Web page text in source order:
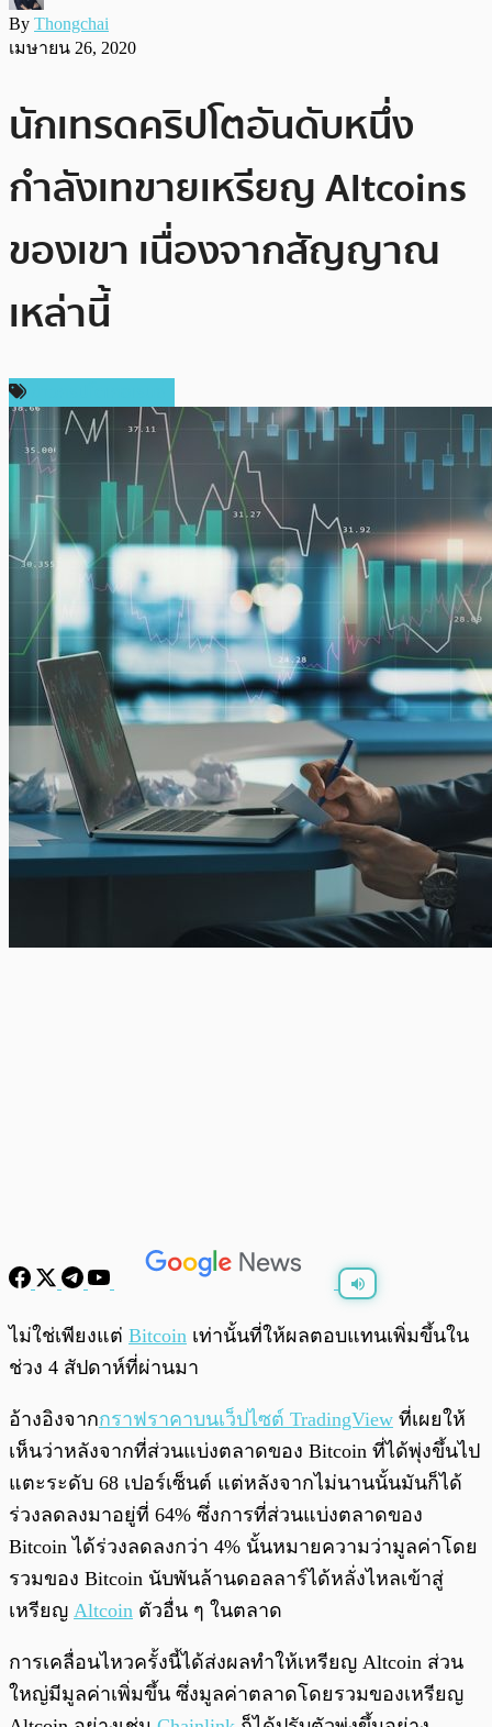
By Thongchai
เมษายน 26, 2020
นักเทรดคริปโตอันดับหนึ่ง
กำลังเทขายเหรียญ Altcoins
ของเขา เนื่องจากสัญญาณ
เหล่านี้
พร้อมเล่น / 0:00
ไม่ใช่เพียงแต่ Bitcoin เท่านั้นที่ให้ผลตอบแทนเพิ่มขึ้นใน
ช่วง 4 สัปดาห์ที่ผ่านมา
อ้างอิงจากกราฟราคาบนเว็ปไซต์ TradingView ที่เผยให้
เห็นว่าหลังจากที่ส่วนแบ่งตลาดของ Bitcoin ที่ได้พุ่งขึ้นไป
แตะระดับ 68 เปอร์เซ็นต์ แต่หลังจากไม่นานนั้นมันก็ได้
ร่วงลดลงมาอยู่ที่ 64% ซึ่งการที่ส่วนแบ่งตลาดของ
Bitcoin ได้ร่วงลดลงกว่า 4% นั้นหมายความว่ามูลค่าโดย
รวมของ Bitcoin นับพันล้านดอลลาร์ได้หลั่งไหลเข้าสู่
เหรียญ Altcoin ตัวอื่น ๆ ในตลาด
การเคลื่อนไหวครั้งนี้ได้ส่งผลทำให้เหรียญ Altcoin ส่วน
ใหญ่มีมูลค่าเพิ่มขึ้น ซึ่งมูลค่าตลาดโดยรวมของเหรียญ